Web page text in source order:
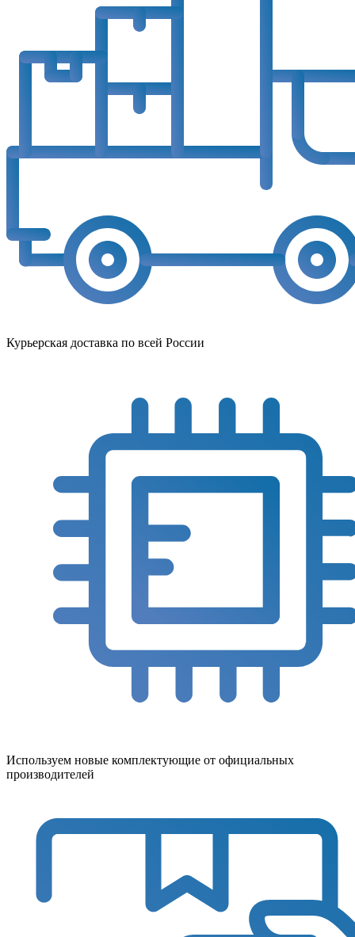
Курьерская доставка по всей России
Используем новые комплектующие от официальных
производителей